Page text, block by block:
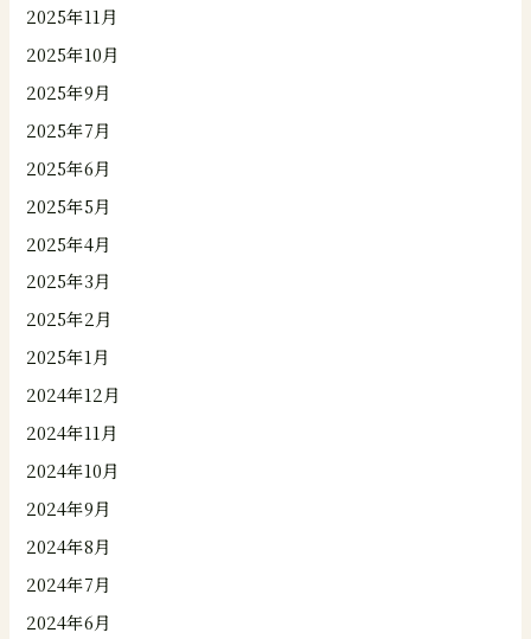
2025年11月
2025年10月
2025年9月
2025年7月
2025年6月
2025年5月
2025年4月
2025年3月
2025年2月
2025年1月
2024年12月
2024年11月
2024年10月
2024年9月
2024年8月
2024年7月
2024年6月